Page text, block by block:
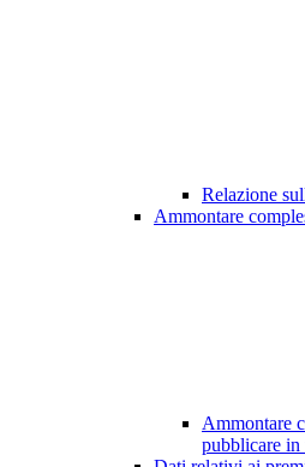
Relazione
Ammontare
Ammontare
pubblicare in